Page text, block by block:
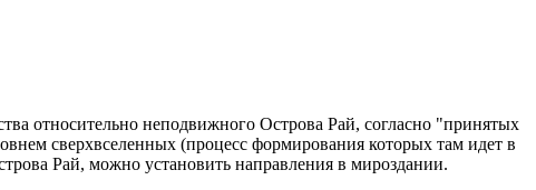
относительно неподвижного Острова Рай, согласно "принятых
сверхвселенных (процесс формирования которых там идет в
Рай, можно установить направления в мироздании.